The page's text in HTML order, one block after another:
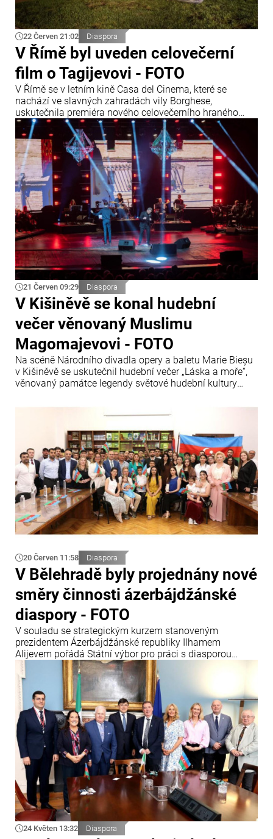
22 Červen 21:02 Diaspora
V Římě byl uveden celovečerní
film o Tagijevovi - FOTO
V Římě se v letním kině Casa del Cinema, které se
nachází ve slavných zahradách vily Borghese,
uskutečnila premiéra nového celovečerního hraného
filmu „Tagijev: Ropa“. Akce se zúčastnili představitelé
italské kulturní a filmové scény, členové diplomatického
sboru, zástupci diaspory i početní milovníci umění.
21 Červen 09:29 Diaspora
V Kišiněvě se konal hudební
večer věnovaný Muslimu
Magomajevovi - FOTO
Na scéně Národního divadla opery a baletu Marie Bieșu
v Kišiněvě se uskutečnil hudební večer „Láska a moře“,
věnovaný památce legendy světové hudební kultury
20 Červen 11:58 Diaspora
V Bělehradě byly projednány nové
směry činnosti ázerbájdžánské
diaspory - FOTO
V souladu se strategickým kurzem stanoveným
prezidentem Ázerbájdžánské republiky Ilhamem
Alijevem pořádá Státní výbor pro práci s diasporou
pravidelná setkání s krajany žijícími v různých zemích
světa s cílem posílit jejich vazby na Ázerbájdžán a zvýšit
intenzitu vzájemné spolupráce.
24 Květen 13:32 Diaspora